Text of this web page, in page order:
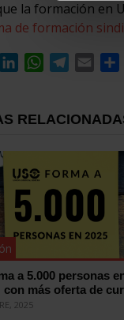
la formación en
de formación
LinkedInWhatsApp
Telegram
Email
a 5.000 personas
con más oferta de
2025